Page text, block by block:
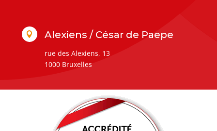
 Alexiens / César de Paepe
rue des Alexiens, 13
1000 Bruxelles